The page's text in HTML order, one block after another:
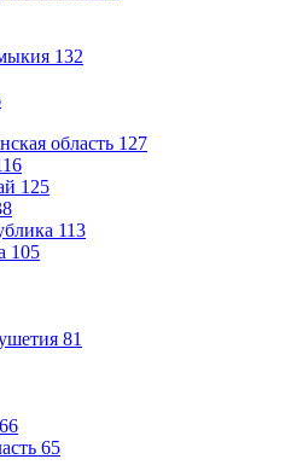
132
область 127
125
113
105
81
66
65